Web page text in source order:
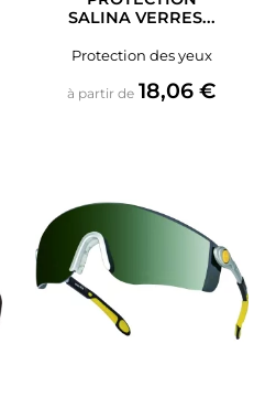
SALINA VERRES...
Protection des yeux
à partir de Prix
18,06 €